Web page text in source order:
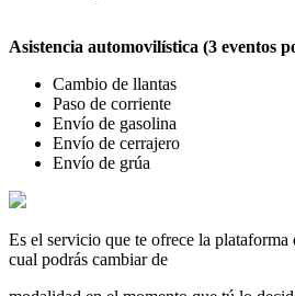
Asistencia automovilística (3 eventos
Cambio de llantas
Paso de corriente
Envío de gasolina
Envío de cerrajero
Envío de grúa
Es el servicio que te ofrece la plataforma
cual podrás cambiar de